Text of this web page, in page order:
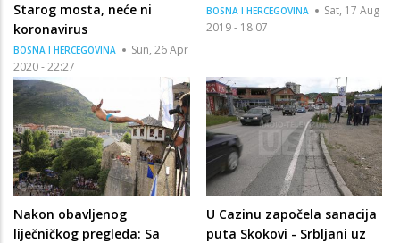
Starog mosta, neće ni
koronavirus
BOSNA I HERCEGOVINA
Sun, 26 Apr
2020 - 22:27
BOSNA I HERCEGOVINA
Sat, 17 Aug
2019 - 18:07
Nakon obavljenog
liječničkog pregleda: Sa
U Cazinu započela sanacija
puta Skokovi - Srbljani uz